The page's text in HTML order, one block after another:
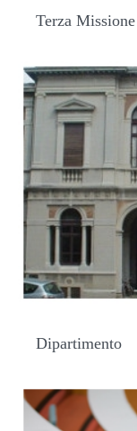
Terza
Dipartimento